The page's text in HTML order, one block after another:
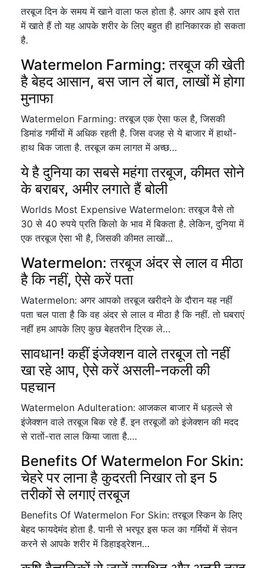
तरबूज दिन के समय में खाने वाला फल होता है. अगर आप इसे रात
में खाते हैं तो यह आपके शरीर के लिए बहुत ही हानिकारक हो सकता
है.
Watermelon Farming: तरबूज की खेती
है बेहद आसान, बस जान लें बात, लाखों में होगा
मुनाफा
Watermelon Farming: तरबूज एक ऐसा फल है, जिसकी
डिमांड गर्मीयों में अधिक रहती है. जिस वजह से ये बाजार में हाथों-
हाथ बिक जाता है. तरबूज कम लागत में अच्छ…
ये है दुनिया का सबसे महंगा तरबूज, कीमत सोने
के बराबर, अमीर लगाते हैं बोली
Worlds Most Expensive Watermelon: तरबूज वैसे तो
30 से 40 रुपये प्रति किलो के भाव में बिकता है. लेकिन, दुनिया में
एक तरबूज ऐसा भी है, जिसकी कीमत लाखों…
Watermelon: तरबूज अंदर से लाल व मीठा
है कि नहीं, ऐसे करें पता
Watermelon: अगर आपको तरबूज खरीदने के दौरान यह नहीं
पता चल पाता है कि वह अंदर से लाल व मीठा है कि नहीं. तो घबराएं
नहीं हम आपके लिए कुछ बेहतरीन ट्रिक ले…
सावधान! कहीं इंजेक्शन वाले तरबूज तो नहीं
खा रहे आप, ऐसे करें असली-नकली की
पहचान
Watermelon Adulteration: आजकल बाजार में धड़ल्‍ले से
इंजेक्‍शन वाले तरबूज ब‍िक रहे हैं. इन तरबूजों को इंजेक्‍शन की मदद
से रातों-रात लाल क‍िया जाता है.…
Benefits Of Watermelon For Skin:
चेहरे पर लाना है कुदरती निखार तो इन 5
तरीकों से लगाएं तरबूज
Benefits Of Watermelon For Skin: तरबूज स्किन के लिए
बेहद फायदेमंद होता है. पानी से भरपूर इस फल का गर्मियों में सेवन
करने से आपके शरीर में डिहाइड्रेशन…